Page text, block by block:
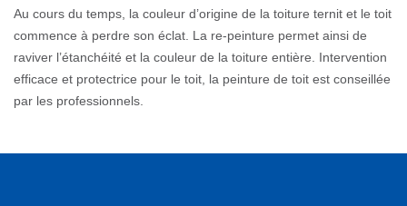
Au cours du temps, la couleur d’origine de la toiture ternit et le toit
commence à perdre son éclat. La re-peinture permet ainsi de
raviver l’étanchéité et la couleur de la toiture entière. Intervention
efficace et protectrice pour le toit, la peinture de toit est conseillée
par les professionnels.